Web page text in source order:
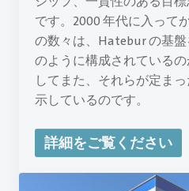
です。2000 年代に入って
の数々は、Hatebur の基
のように構成されている
してまた、それらが定ま
示しているのです。
詳細をご覧ください